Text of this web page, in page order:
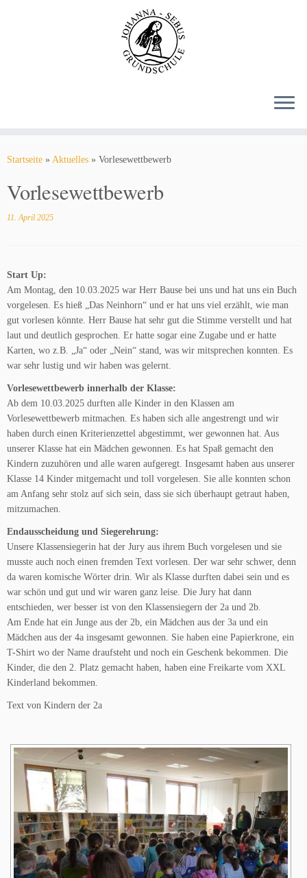
Startseite » Aktuelles » Vorlesewettbewerb
Vorlesewettbewerb
11. April 2025
Start Up:
Am Montag, den 10.03.2025 war Herr Bause bei uns und hat uns ein Buch
vorgelesen. Es hieß „Das Neinhorn“ und er hat uns viel erzählt, wie man
gut vorlesen könnte. Herr Bause hat sehr gut die Stimme verstellt und hat
laut und deutlich gesprochen. Er hatte sogar eine Zugabe und er hatte
Karten, wo z.B. „Ja“ oder „Nein“ stand, was wir mitsprechen konnten. Es
war sehr lustig und wir haben was gelernt.
Vorlesewettbewerb innerhalb der Klasse:
Ab dem 10.03.2025 durften alle Kinder in den Klassen am
Vorlesewettbewerb mitmachen. Es haben sich alle angestrengt und wir
haben durch einen Kriterienzettel abgestimmt, wer gewonnen hat. Aus
unserer Klasse hat ein Mädchen gewonnen. Es hat Spaß gemacht den
Kindern zuzuhören und alle waren aufgeregt. Insgesamt haben aus unserer
Klasse 14 Kinder mitgemacht und toll vorgelesen. Sie alle konnten schon
am Anfang sehr stolz auf sich sein, dass sie sich überhaupt getraut haben,
mitzumachen.
Endausscheidung und Siegerehrung:
Unsere Klassensiegerin hat der Jury aus ihrem Buch vorgelesen und sie
musste auch noch einen fremden Text vorlesen. Der war sehr schwer, denn
da waren komische Wörter drin. Wir als Klasse durften dabei sein und es
war schön und gut und wir waren ganz leise. Die Jury hat dann
entschieden, wer besser ist von den Klassensiegern der 2a und 2b.
Am Ende hat ein Junge aus der 2b, ein Mädchen aus der 3a und ein
Mädchen aus der 4a insgesamt gewonnen. Sie haben eine Papierkrone, ein
T-Shirt wo der Name draufsteht und noch ein Geschenk bekommen. Die
Kinder, die den 2. Platz gemacht haben, haben eine Freikarte vom XXL
Kinderland bekommen.
Text von Kindern der 2a